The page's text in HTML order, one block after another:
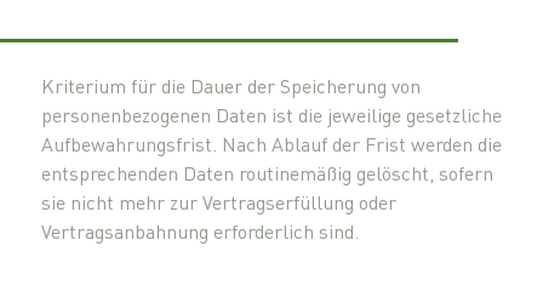
Kriterium für die Dauer der Speicherung von
personenbezogenen Daten ist die jeweilige gesetzliche
Aufbewahrungsfrist. Nach Ablauf der Frist werden die
entsprechenden Daten routinemäßig gelöscht, sofern
sie nicht mehr zur Vertragserfüllung oder
Vertragsanbahnung erforderlich sind.